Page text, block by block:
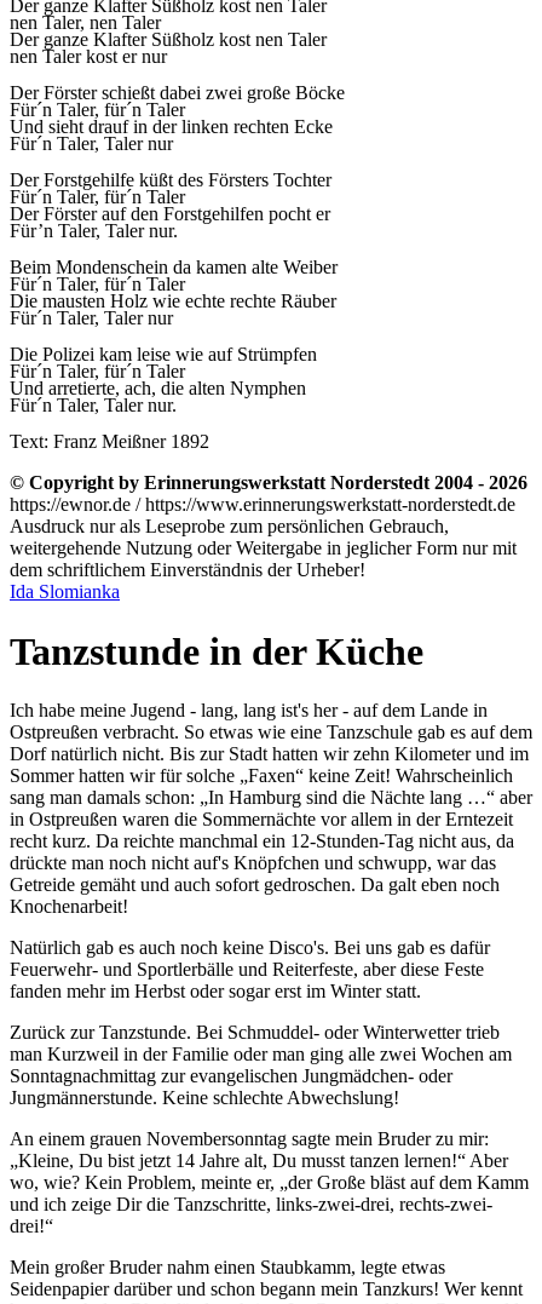
Der ganze Klafter Süßholz kost nen Taler
nen Taler, nen Taler
Der ganze Klafter Süßholz kost nen Taler
nen Taler kost er nur
Der Förster schießt dabei zwei große Böcke
Für´n Taler, für´n Taler
Und sieht drauf in der linken rechten Ecke
Für´n Taler, Taler nur
Der Forstgehilfe küßt des Försters Tochter
Für´n Taler, für´n Taler
Der Förster auf den Forstgehilfen pocht er
Für’n Taler, Taler nur.
Beim Mondenschein da kamen alte Weiber
Für´n Taler, für´n Taler
Die mausten Holz wie echte rechte Räuber
Für´n Taler, Taler nur
Die Polizei kam leise wie auf Strümpfen
Für´n Taler, für´n Taler
Und arretierte, ach, die alten Nymphen
Für´n Taler, Taler nur.
Text: Franz Meißner 1892
© Copyright by Erinnerungswerkstatt Norderstedt 2004 - 2026
https://ewnor.de / https://www.erinnerungswerkstatt-norderstedt.de
Ausdruck nur als Leseprobe zum persönlichen Gebrauch,
weitergehende Nutzung oder Weitergabe in jeglicher Form nur mit
dem schriftlichem Einverständnis der Urheber!
Ida Slomianka
Tanzstunde in der Küche
Ich habe meine Jugend - lang, lang ist's her - auf dem Lande in
Ostpreußen verbracht. So etwas wie eine Tanzschule gab es auf dem
Dorf natürlich nicht. Bis zur Stadt hatten wir zehn Kilometer und im
Sommer hatten wir für solche
Faxen
keine Zeit! Wahrscheinlich
sang man damals schon:
In Hamburg sind die Nächte lang …
aber
in Ostpreußen waren die Sommernächte vor allem in der Erntezeit
recht kurz. Da reichte manchmal ein 12-Stunden-Tag nicht aus, da
drückte man noch nicht auf's Knöpfchen und schwupp, war das
Getreide gemäht und auch sofort gedroschen. Da galt eben noch
Knochenarbeit!
Natürlich gab es auch noch keine Disco's. Bei uns gab es dafür
Feuerwehr- und Sportlerbälle und Reiterfeste, aber diese Feste
fanden mehr im Herbst oder sogar erst im Winter statt.
Zurück zur Tanzstunde. Bei Schmuddel- oder Winterwetter trieb
man Kurzweil in der Familie oder man ging alle zwei Wochen am
Sonntagnachmittag zur evangelischen Jungmädchen- oder
Jungmännerstunde. Keine schlechte Abwechslung!
An einem grauen Novembersonntag sagte mein Bruder zu mir:
Kleine, Du bist jetzt 14 Jahre alt, Du musst tanzen lernen!
Aber
wo, wie? Kein Problem, meinte er,
der Große bläst auf dem Kamm
und ich zeige Dir die Tanzschritte, links-zwei-drei, rechts-zwei-
drei!
Mein großer Bruder nahm einen Staubkamm, legte etwas
Seidenpapier darüber und schon begann mein Tanzkurs! Wer kennt